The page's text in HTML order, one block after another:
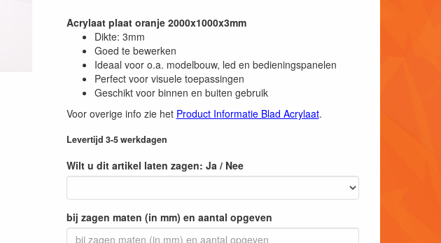
Acrylaat plaat oranje 2000x1000x3mm
Dikte: 3mm
Goed te bewerken
Ideaal voor o.a. modelbouw, led en bedieningspanelen
Perfect voor visuele toepassingen
Geschikt voor binnen en buiten gebruik
Voor overige info zie het Product Informatie Blad Acrylaat.
Levertijd 3-5 werkdagen
Wilt u dit artikel laten zagen: Ja / Nee
bij zagen maten (in mm) en aantal opgeven